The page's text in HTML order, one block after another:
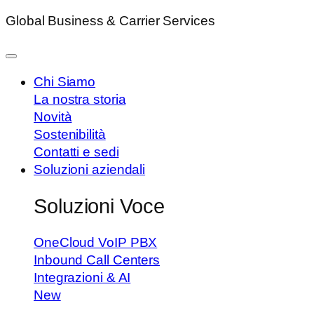
Global Business & Carrier Services
Chi Siamo
La nostra storia
Novità
Sostenibilità
Contatti e sedi
Soluzioni aziendali
Soluzioni Voce
OneCloud VoIP PBX
Inbound Call Centers
Integrazioni & AI
New